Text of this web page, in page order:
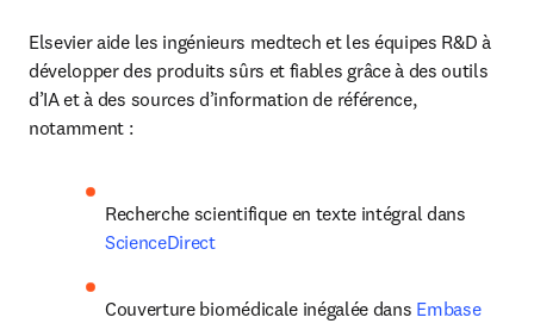
Elsevier aide les ingénieurs medtech et les équipes R&D à
développer des produits sûrs et fiables grâce à des outils
d’IA et à des sources d’information de référence,
notamment :
ScienceDirect
Couverture biomédicale inégalée dans Embase